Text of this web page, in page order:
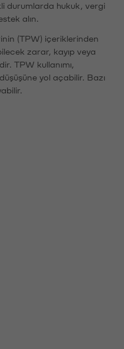
durumlarda hukuk, vergi
alın.
(TPW) içeriklerinden
zarar, kayıp veya
TPW kullanımı,
yol açabilir. Bazı